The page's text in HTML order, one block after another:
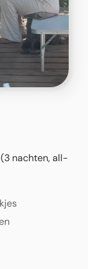
nachten, all-